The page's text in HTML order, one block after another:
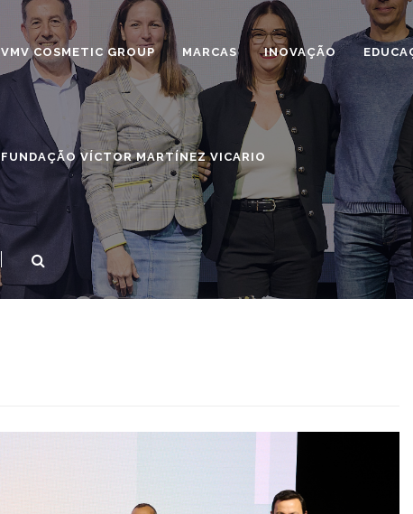
VMV COSMETIC GROUP MARCAS INOVAÇÃO
FUNDAÇÃO VÍCTOR MARTÍNEZ VICARIO